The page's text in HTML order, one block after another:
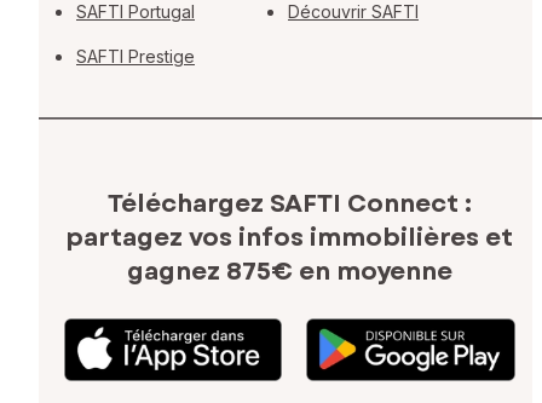
SAFTI Portugal
SAFTI Prestige
Découvrir SAFTI
Téléchargez SAFTI Connect :
partagez vos infos immobilières et
gagnez 875€ en moyenne